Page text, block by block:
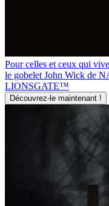
Pour celles et ceux qui
le gobelet John Wick de
LIONSGATE™
Découvrez-le maintenant !